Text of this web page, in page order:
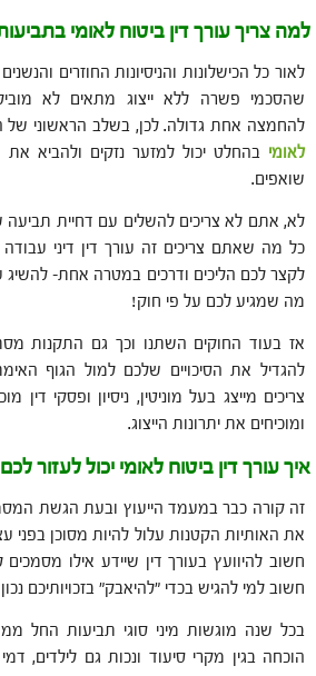
למה צריך עורך דין ביטוח לאומי
לאור כל הכישלונות והניסיונות החוזרים
שהסכמי פשרה ללא ייצוג מתאים לא
להחמצה אחת גדולה. לכן, בשלב הראשוני של
לאומי בהחלט יכול למזער נזקים ולהביא
שואפים.
לא, אתם לא צריכים להשלים עם דחיית
כל מה שאתם צריכים זה עורך דין דיני
לקצר לכם הליכים ודרכים במטרה אחת-
מה שמגיע לכם על פי חוק!
אז בעוד החוקים השתנו וכך גם התקנות
להגדיל את הסיכויים שלכם למול הגוף
צריכים מייצג בעל מוניטין, ניסיון ופסקי דין
ומוכיחים את יתרונות הייצוג.
איך עורך דין ביטוח לאומי יכול לעזור
זה קורה כבר במעמד הייעוץ ובעת הגשת
את האותיות הקטנות עלול להיות מסוכן בפני
חשוב להיוועץ בעורך דין שיידע אילו מסמכים
חשוב למי להגיש בכדי "להיאבק" בזכויותיכם
בכל שנה מוגשות מיני סוגי תביעות החל
הוכחה בגין מקרי סיעוד ונכות גם לילדים,